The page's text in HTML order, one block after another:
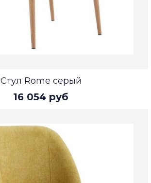
Стул Rome серый
16 054 руб